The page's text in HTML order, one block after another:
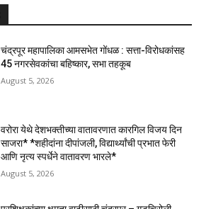
चंद्रपूर महापालिका आमसभेत गोंधळ : सत्ता-विरोधकांसह
45 नगरसेवकांचा बहिष्कार, सभा तहकूब
August 5, 2026
वरोरा येथे देशभक्तीच्या वातावरणात कारगिल विजय दिन
साजरा* *शहीदांना दीपांजली, विद्यार्थ्यांची प्रभात फेरी
आणि नृत्य स्पर्धेने वातावरण भारले*
August 5, 2026